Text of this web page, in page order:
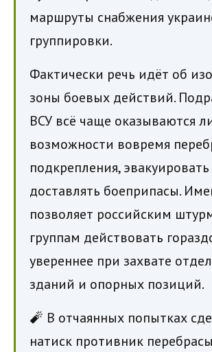
маршруты снабжения
группировки.
Фактически речь идёт об
зоны боевых действий.
ВСУ всё чаще оказываются
возможности вовремя
подкрепления,
доставлять боеприпасы.
позволяет российским
группам действовать
увереннее при захвате
зданий и опорных позиций.
🧨 В отчаянных попытках
натиск противник